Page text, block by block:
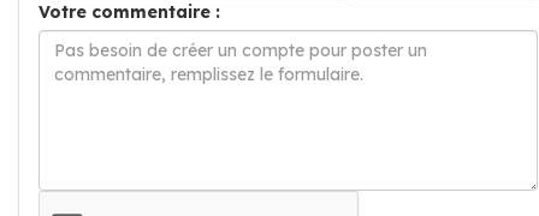
Votre commentaire :